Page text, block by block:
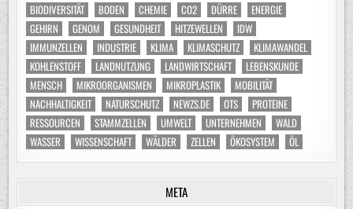
BIODIVERSITÄT
BODEN CHEMIE CO2 DÜRRE
ENERGIE
GEHIRN
GENOM GESUNDHEIT HITZEWELLEN
IDW
IMMUNZELLEN
INDUSTRIE KLIMA KLIMASCHUTZ
KLIMAWANDEL
KOHLENSTOFF
LANDNUTZUNG LANDWIRTSCHAFT
LEBENSKUNDE
MENSCH
MIKROORGANISMEN MIKROPLASTIK
MOBILITÄT
NACHHALTIGKEIT
NATURSCHUTZ NEWZS.DE OTS
PROTEINE
RESSOURCEN
STAMMZELLEN UMWELT UNTERNEHMEN
WALD
WASSER
WISSENSCHAFT WÄLDER ZELLEN ÖKOSYSTEM ÖL
META